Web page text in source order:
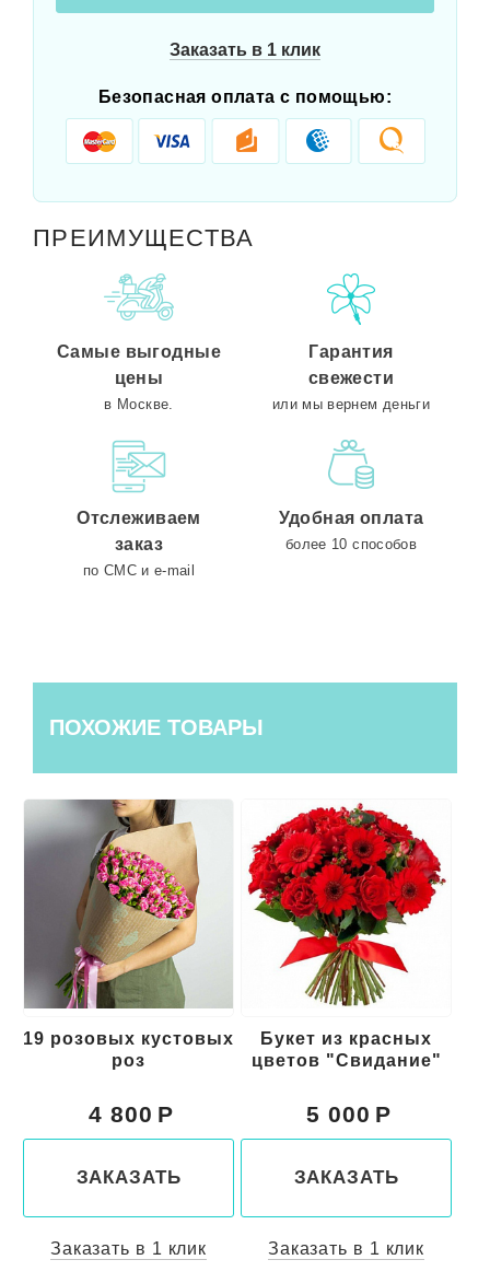
Заказать в 1 клик
Безопасная оплата с помощью:
ПРЕИМУЩЕСТВА
Самые выгодные
цены
в Москве.
Гарантия
свежести
или мы вернем деньги
Отслеживаем
заказ
по СМС и e-mail
Удобная оплата
более 10 способов
ПОХОЖИЕ ТОВАРЫ
19 розовых кустовых
роз
4 800
ЗАКАЗАТЬ
Заказать в 1 клик
Букет из красных
цветов "Свидание"
5 000
ЗАКАЗАТЬ
Заказать в 1 клик